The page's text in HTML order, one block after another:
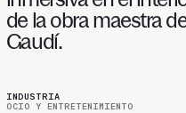
de laobramaestra
Gaudí.
INDUSTRIA
OCIO Y ENTRETENIMIENTO